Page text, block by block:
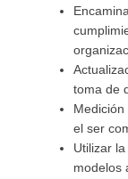
toma de
el ser
Utilizar
modelos